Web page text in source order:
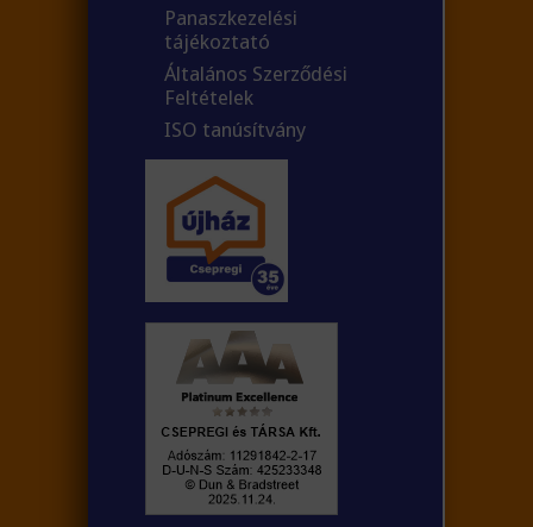
Panaszkezelési
tájékoztató
Általános Szerződési
Feltételek
ISO tanúsítvány